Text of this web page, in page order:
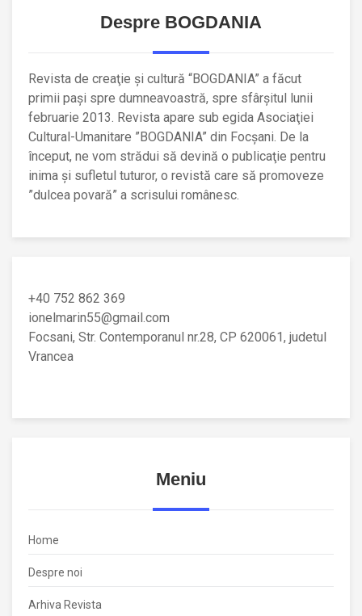
Despre BOGDANIA
Revista de creaţie şi cultură “BOGDANIA” a făcut
primii paşi spre dumneavoastră, spre sfârşitul lunii
februarie 2013. Revista apare sub egida Asociaţiei
Cultural-Umanitare ”BOGDANIA” din Focşani. De la
început, ne vom strădui să devină o publicaţie pentru
inima şi sufletul tuturor, o revistă care să promoveze
”dulcea povară” a scrisului românesc.
+40 752 862 369
ionelmarin55@gmail.com
Focsani, Str. Contemporanul nr.28, CP 620061, judetul
Vrancea
Meniu
Home
Despre noi
Arhiva Revista